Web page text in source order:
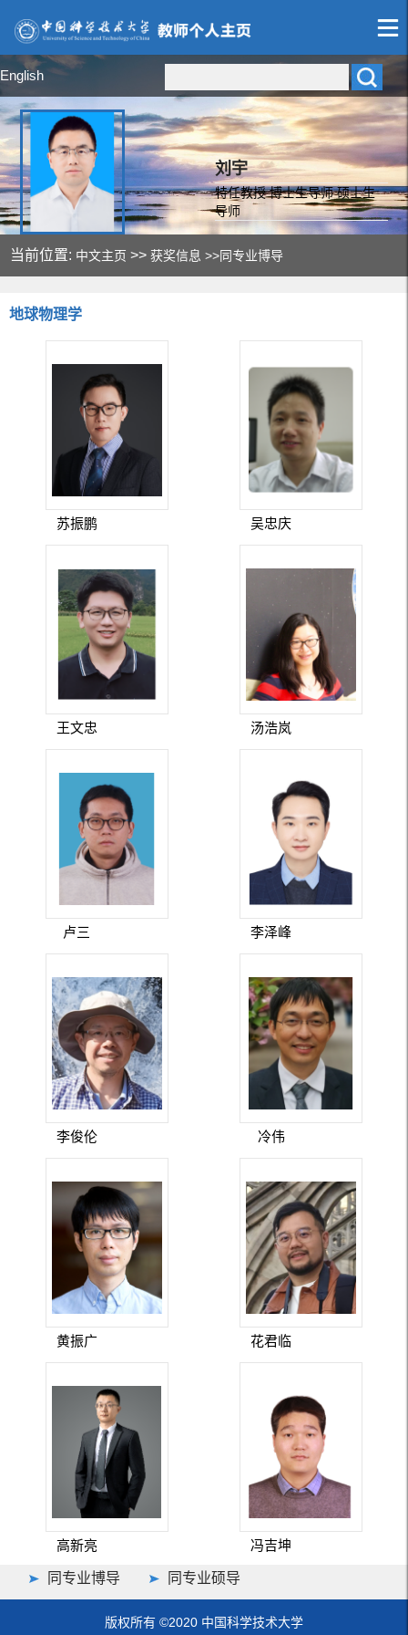
English
刘宇
特任教授 博士生导师 硕士生
导师
当前位置: 中文主页 >>获奖信息 >>同专业博导
地球物理学
苏振鹏 吴忠庆
王文忠 汤浩岚
卢三 李泽峰
李俊伦 冷伟
黄振广 花君临
高新亮 冯吉坤
同专业博导 同专业硕导
版权所有 ©2020 中国科学技术大学